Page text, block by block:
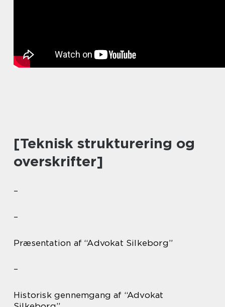
[Teknisk strukturering og
overskrifter]
–
–
Præsentation af “Advokat Silkeborg”
–
Historisk gennemgang af “Advokat